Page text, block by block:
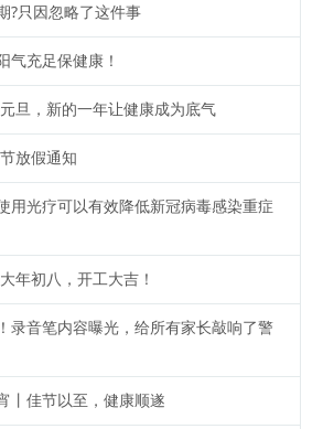
?只因忽略了这件事
气充足保健康！
旦，新的一年让健康成为底气
放假通知
用光疗可以有效降低新冠病毒感染重症
年初八，开工大吉！
录音笔内容曝光，给所有家长敲响了警
丨佳节以至，健康顺遂